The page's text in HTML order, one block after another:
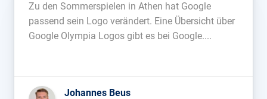
Zu den Sommerspielen in Athen hat Google
passend sein Logo verändert. Eine Übersicht über
Google Olympia Logos gibt es bei Google....
Johannes Beus